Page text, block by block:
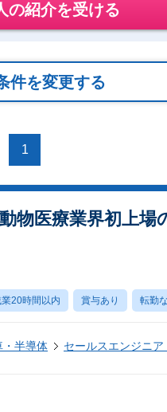
の紹介を受ける
件を変更する
1
物医療業界初上場
業20時間以内 賞与あり 転勤
・半導体 セールスエンジニア